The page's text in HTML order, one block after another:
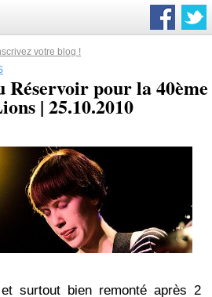
votre blog !
Réservoir pour la 40ème
| 25.10.2010
surtout bien remonté après 2